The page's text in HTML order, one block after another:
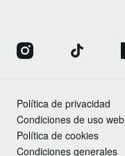
Política de privacidad
Condiciones de uso web
Política de cookies
Condiciones generales